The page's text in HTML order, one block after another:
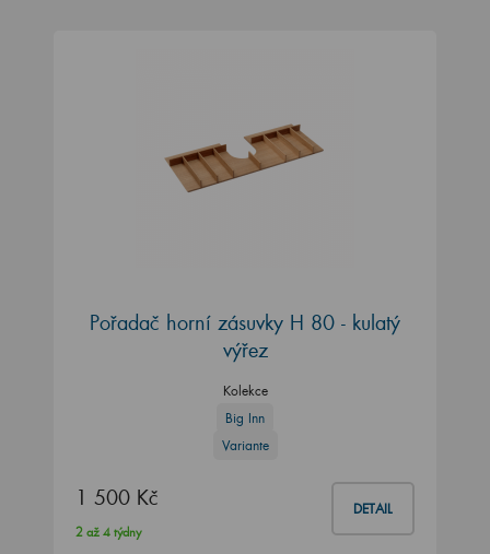
Pořadač horní zásuvky H 80 - kulatý
výřez
Kolekce
Big Inn
Variante
1 500 Kč DETAIL
2 až 4 týdny